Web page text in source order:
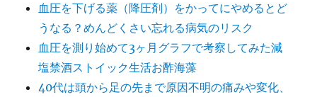
血圧を下げる薬（降圧剤）をかってにやめるとど
うなる？めんどくさい忘れる病気のリスク
血圧を測り始めて3ヶ月グラフで考察してみた減
塩禁酒ストイック生活お酢海藻
40代は頭から足の先まで原因不明の痛みや変化、